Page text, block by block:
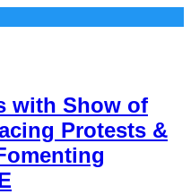
with Show of
Protests &